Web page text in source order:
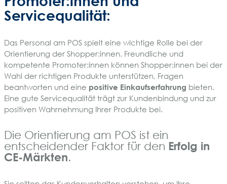
Servicequalität:
Das Personal am POS spielt eine wichtige Rolle bei der
Orientierung der Shopper:innen. Freundliche und
kompetente Promoter:innen können Shopper:innen bei der
Wahl der richtigen Produkte unterstützen, Fragen
beantworten und eine positive Einkaufserfahrung bieten.
Eine gute Servicequalität trägt zur Kundenbindung und zur
positiven Wahrnehmung Ihrer Produkte bei.
Die Orientierung am POS ist ein
entscheidender Faktor für den Erfolg in
CE-Märkten.